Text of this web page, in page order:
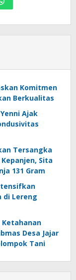
Komitmen
Berkualitas
Ajak
Tersangka
Sita
131 Gram
di Lereng
Desa Jajar
Tani